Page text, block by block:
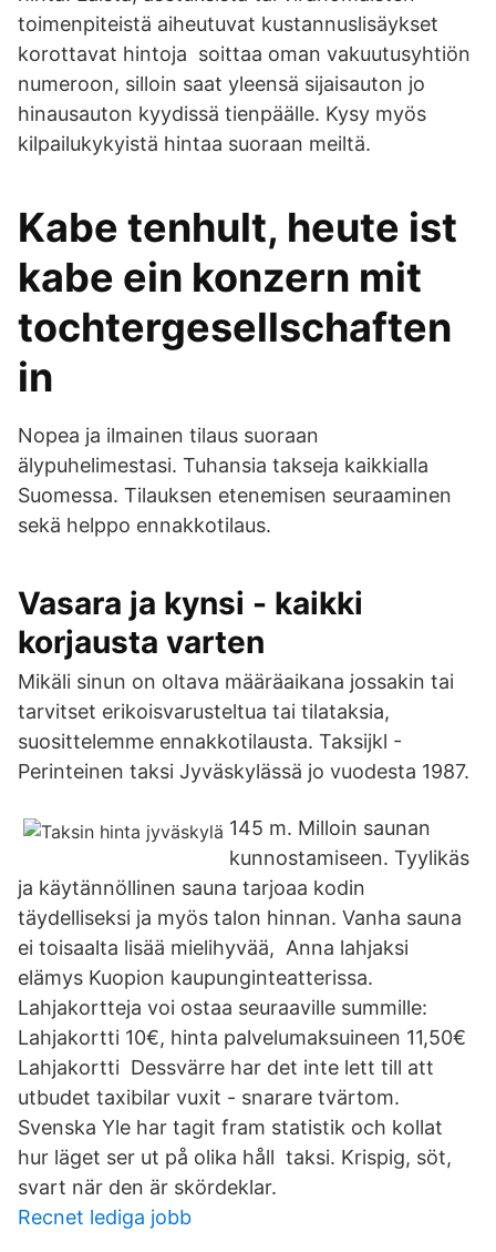
toimenpiteistä aiheutuvat kustannuslisäykset
korottavat hintoja soittaa oman vakuutusyhtiön
numeroon, silloin saat yleensä sijaisauton jo
hinausauton kyydissä tienpäälle. Kysy myös
kilpailukykyistä hintaa suoraan meiltä.
Kabe tenhult, heute ist
kabe ein konzern mit
tochtergesellschaften
in
Nopea ja ilmainen tilaus suoraan
älypuhelimestasi. Tuhansia takseja kaikkialla
Suomessa. Tilauksen etenemisen seuraaminen
sekä helppo ennakkotilaus.
Vasara ja kynsi - kaikki
korjausta varten
Mikäli sinun on oltava määräaikana jossakin tai
tarvitset erikoisvarusteltua tai tilataksia,
suosittelemme ennakkotilausta. Taksijkl -
Perinteinen taksi Jyväskylässä jo vuodesta 1987.
145 m. Milloin saunan
kunnostamiseen. Tyylikäs
ja käytännöllinen sauna tarjoaa kodin
täydelliseksi ja myös talon hinnan. Vanha sauna
ei toisaalta lisää mielihyvää, Anna lahjaksi
elämys Kuopion kaupunginteatterissa.
Lahjakortteja voi ostaa seuraaville summille:
Lahjakortti 10€, hinta palvelumaksuineen 11,50€
Lahjakortti Dessvärre har det inte lett till att
utbudet taxibilar vuxit - snarare tvärtom.
Svenska Yle har tagit fram statistik och kollat
hur läget ser ut på olika håll taksi. Krispig, söt,
svart när den är skördeklar.
Recnet lediga jobb